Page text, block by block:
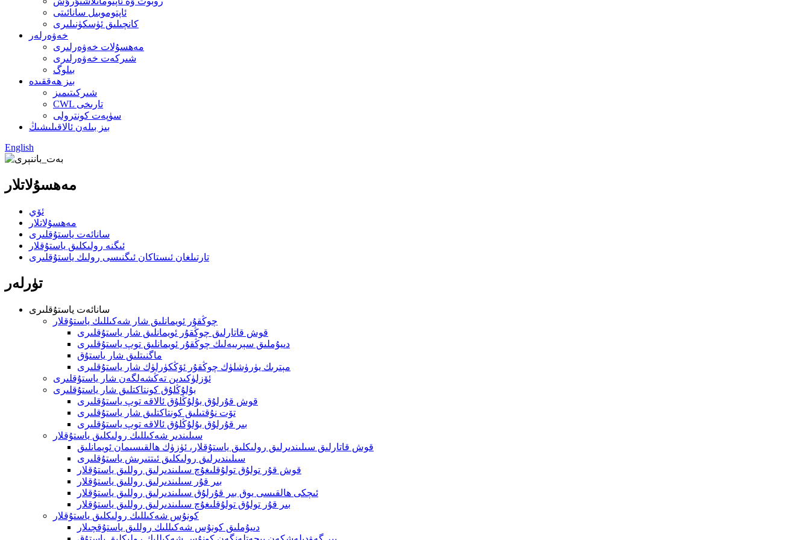
ئاپتوموبىل سانائىتى
كانچىلىق ئۈسكۈنىلىرى
خەۋەرلەر
مەھسۇلات خەۋەرلىرى
شىركەت خەۋەرلىرى
بىلوگ
بىز ھەققىدە
شىركىتىمىز
CWL تارىخى
سۈپەت كونترولى
بىز بىلەن ئالاقىلىشىڭ
English
مەھسۇلاتلار
ئۆي
مەھسۇلاتلار
سانائەت ياستۇقلىرى
ئىگنە رولىكلىق ياستۇقلار
تارتىلغان ئىستاكان ئىگنىسى رولىك ياستۇقلىرى
تۈرلەر
سانائەت ياستۇقلىرى
چوڭقۇر ئويمانلىق شار شەكىللىك ياستۇقلار
قوش قاتارلىق چوڭقۇر ئويمانلىق شار ياستۇقلىرى
دىيۇملىق سېرىيەلىك چوڭقۇر ئويمانلىق توپ ياستۇقلىرى
ماگنىتلىق شار ياستۇق
مېترىك يۈرۈشلۈك چوڭقۇر ئۆڭكۈرلۈك شار ياستۇقلىرى
ئۆزلۈكىدىن تەڭشەلگەن شار ياستۇقلىرى
بۇلۇڭلۇق كونتاكتلىق شار ياستۇقلىرى
قوش قۇرلۇق بۇلۇڭلۇق ئالاقە توپ ياستۇقلىرى
تۆت نۇقتىلىق كونتاكتلىق شار ياستۇقلىرى
بىر قۇرلۇق بۇلۇڭلۇق ئالاقە توپ ياستۇقلىرى
سىلىندىر شەكىللىك رولىكلىق ياستۇقلار
قوش قاتارلىق سىلىندىرلىق رولىكلىق ياستۇقلار، ئۈزۈك ھالقىسىمان ئويمانلىق
سىلىندىرلىق رولىكلىق ئىتتىرىش ياستۇقلىرى
قوش قۇر تولۇق تولۇقلىغۇچ سىلىندىرلىق روللىق ياستۇقلار
بىر قۇر سىلىندىرلىق روللىق ياستۇقلار
ئىچكى ھالقىسى يوق بىر قۇرلۇق سىلىندىرلىق روللىق ياستۇقلار
بىر قۇر تولۇق تولۇقلىغۇچ سىلىندىرلىق روللىق ياستۇقلار
كونۇس شەكىللىك رولىكلىق ياستۇقلار
دىيۇملىق كونۇس شەكىللىك روللىق ياستۇقچىلار